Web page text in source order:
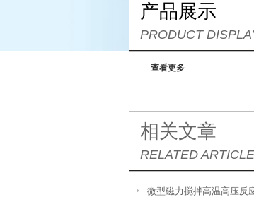
产品展示
PRODUCT
查看更多
相关文章
RELATED
微型磁力搅拌高温高压反